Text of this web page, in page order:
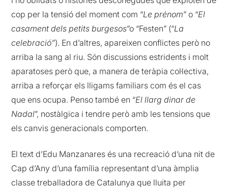
cop per la tensió del moment com “Le prénom” o “El
casament dels petits burgesos”o “Festen” (“La
celebració”). En d’altres, apareixen conflictes però no
arriba la sang al riu. Són discussions estridents i molt
aparatoses però que, a manera de teràpia col·lectiva,
arriba a reforçar els lligams familiars com és el cas
que ens ocupa. Penso també en “El llarg dinar de
Nadal”, nostàlgica i tendre però amb les tensions que
els canvis generacionals comporten.
El text d’Edu Manzanares és una recreació d’una nit de
Cap d’Any d’una família representant d’una àmplia
classe treballadora de Catalunya que lluita per